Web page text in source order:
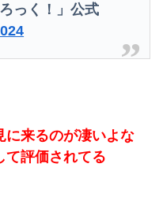
っく！」公式
に来るのが凄いよな
て評価されてる